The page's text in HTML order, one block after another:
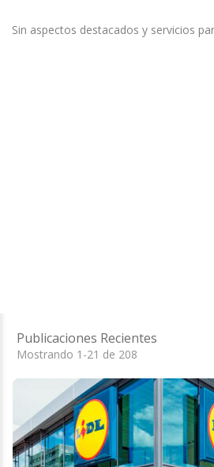
Sin aspectos destacados y servicios
Publicaciones Recientes
Mostrando 1-21 de 208